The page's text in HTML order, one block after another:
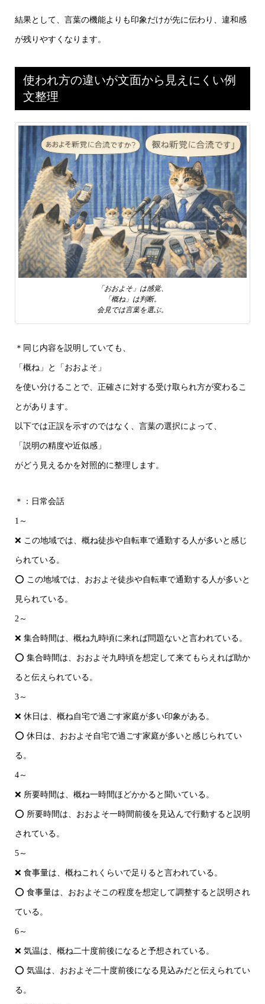
結果として、言葉の機能よりも印象だけが先に伝わり、違和感
が残りやすくなります。
使われ方の違いが文面から見えにくい例
文整理
「おおよそ」は感覚、
「概ね」は判断。
会見では言葉を選ぶ。
＊同じ内容を説明していても、
「概ね」と「おおよそ」
を使い分けることで、正確さに対する受け取られ方が変わるこ
とがあります。
以下では正誤を示すのではなく、言葉の選択によって、
「説明の精度や近似感」
がどう見えるかを対照的に整理します。
＊：日常会話
1～
❌ この地域では、概ね徒歩や自転車で通勤する人が多いと感じ
られている。
⭕ この地域では、おおよそ徒歩や自転車で通勤する人が多いと
見られている。
2～
❌ 集合時間は、概ね九時頃に来れば問題ないと言われている。
⭕ 集合時間は、おおよそ九時頃を想定して来てもらえれば助か
ると伝えられている。
3～
❌ 休日は、概ね自宅で過ごす家庭が多い印象がある。
⭕ 休日は、おおよそ自宅で過ごす家庭が多いと感じられてい
る。
4～
❌ 所要時間は、概ね一時間ほどかかると聞いている。
⭕ 所要時間は、おおよそ一時間前後を見込んで行動すると説明
されている。
5～
❌ 食事量は、概ねこれくらいで足りると言われている。
⭕ 食事量は、おおよそこの程度を想定して調整すると説明され
ている。
6～
❌ 気温は、概ね二十度前後になると予想されている。
⭕ 気温は、おおよそ二十度前後になる見込みだと伝えられてい
る。